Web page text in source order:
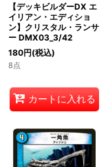
【デッキビルダーDX エ
イリアン・エディショ
ン】クリスタル・ランサ
ー DMX03_3/42
180円(税込)
8点
カートに入れる